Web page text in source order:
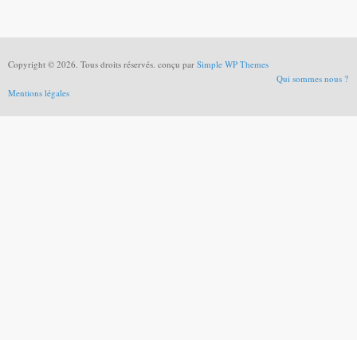
Copyright © 2026. Tous droits réservés. conçu par Simple WP Themes
Qui sommes nous ?
Mentions légales